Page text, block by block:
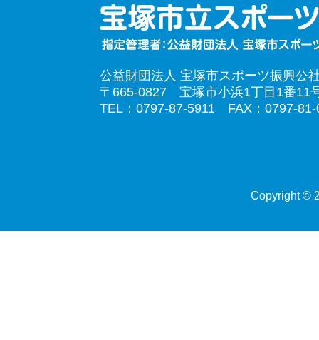
公益財団法人 宝塚市スポーツ振興公
〒665-0827 宝塚市小浜1丁目1番11
TEL：0797-87-5911 FAX：0797-81-
Copyright ©